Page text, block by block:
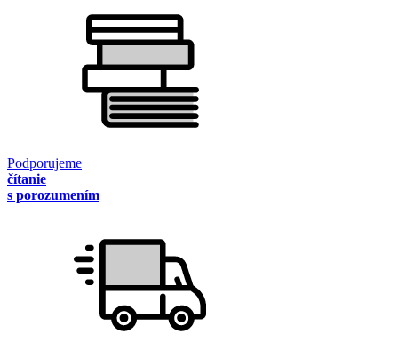
Podporujeme
čítanie
s porozumením